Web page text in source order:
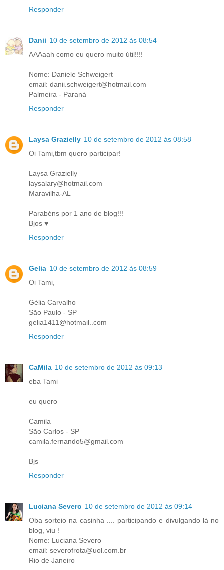
Responder
Danii 10 de setembro de 2012 às 08:54
AAAaah como eu quero muito útil!!!!
Nome: Daniele Schweigert
email: danii.schweigert@hotmail.com
Palmeira - Paraná
Responder
Laysa Grazielly 10 de setembro de 2012 às 08:58
Oi Tami,tbm quero participar!
Laysa Grazielly
laysalary@hotmail.com
Maravilha-AL
Parabéns por 1 ano de blog!!!
Bjos ♥
Responder
Gelia 10 de setembro de 2012 às 08:59
Oi Tami,
Gélia Carvalho
São Paulo - SP
gelia1411@hotmail..com
Responder
CaMila 10 de setembro de 2012 às 09:13
eba Tami
eu quero
Camila
São Carlos - SP
camila.fernando5@gmail.com
Bjs
Responder
Luciana Severo 10 de setembro de 2012 às 09:14
Oba sorteio na casinha .... participando e divulgando lá no
blog, viu !
Nome: Luciana Severo
email: severofrota@uol.com.br
Rio de Janeiro